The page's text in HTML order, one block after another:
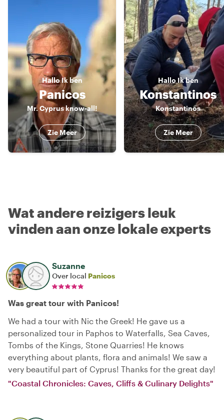
HalloIk ben
Panicos
Mr. Cyprus know-all!
Zie Meer
Hallo Ik ben
Konstantinos
Konstantinos
Zie Meer
Wat andere reizigers leuk
vinden aan onze lokale experts
Suzanne
Over local Panicos
Was great tour with Panicos!
We had a tour with Nic the Greek! He gave us a
personalized tour in Paphos to Waterfalls, Sea Caves,
Tombs of the Kings, Stone Quarries! He knows
everything about plants, flora and animals! We saw a
very beautiful part of Cyprus! Thanks for the great day!
"Coastal Chronicles: Caves, Cliffs & Culinary Delights"